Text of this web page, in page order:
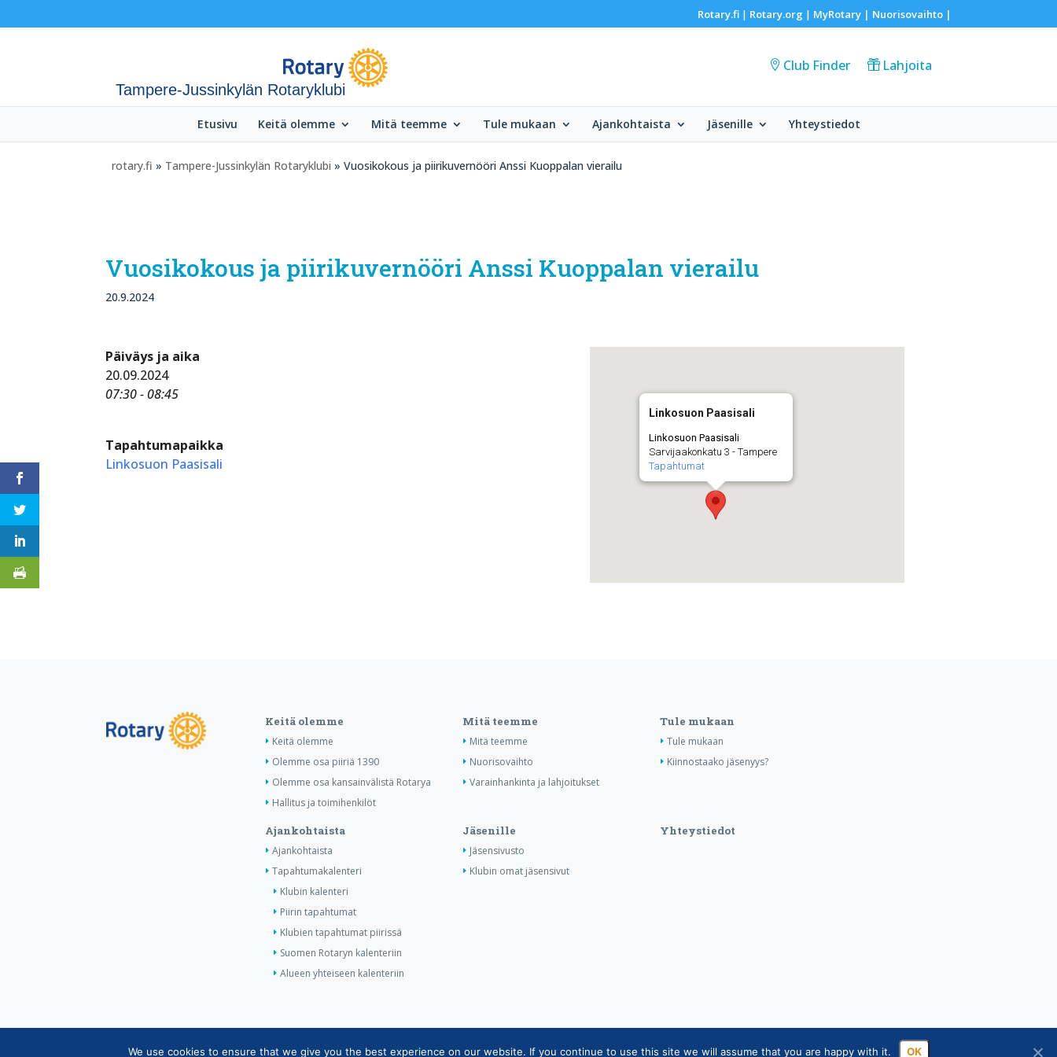
Rotary.fi| Rotary.org | MyRotary | Nuorisovaihto|
Tampere-Jussinkylän Rotaryklubi
Club Finder Lahjoita
Etusivu Keitä olemme Mitä teemme Tule mukaan Ajankohtaista Jäsenille Yhteystiedot
rotary.fi » Tampere-Jussinkylän Rotaryklubi » Vuosikokous ja piirikuvernööri Anssi Kuoppalan vierailu
Vuosikokous ja piirikuvernööri Anssi Kuoppalan vierailu
20.9.2024
Linkosuon Paasisali
Linkosuon Paasisali
Sarvijaakonkatu 3 - Tampere
Tapahtumat
Päiväys ja aika
20.09.2024
07:30 - 08:45
Tapahtumapaikka
Linkosuon Paasisali
Keitä olemme
Keitä olemme
Olemme osa piiriä 1390
Olemme osa kansainvälistä Rotarya
Hallitus ja toimihenkilöt
Mitä teemme
Mitä teemme
Nuorisovaihto
Varainhankinta ja lahjoitukset
Tule mukaan
Tule mukaan
Kiinnostaako jäsenyys?
Ajankohtaista
Ajankohtaista
Tapahtumakalenteri
Klubin kalenteri
Piirin tapahtumat
Klubien tapahtumat piirissä
Suomen Rotaryn kalenteriin
Alueen yhteiseen kalenteriin
Jäsenille
Jäsensivusto
Klubin omat jäsensivut
Yhteystiedot
Copyright © Suomen Rotarypalvelu ry 2026 |Jäsentietojärjestelmän tietosuojaseloste|Henkilötietojen käsittely Rotarytoiminnassa
We use cookies to ensure that we give you the best experience on our website. If you continue to use this site we will assume that you are happy with it. OK